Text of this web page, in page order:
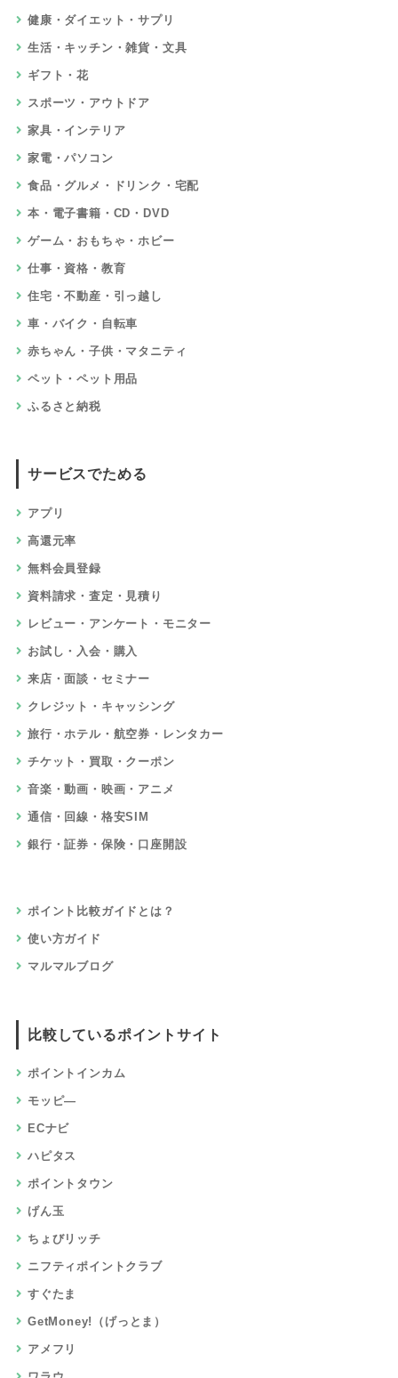
健康・ダイエット・サプリ
生活・キッチン・雑貨・文具
ギフト・花
スポーツ・アウトドア
家具・インテリア
家電・パソコン
食品・グルメ・ドリンク・宅配
本・電子書籍・CD・DVD
ゲーム・おもちゃ・ホビー
仕事・資格・教育
住宅・不動産・引っ越し
車・バイク・自転車
赤ちゃん・子供・マタニティ
ペット・ペット用品
ふるさと納税
サービスでためる
アプリ
高還元率
無料会員登録
資料請求・査定・見積り
レビュー・アンケート・モニター
お試し・入会・購入
来店・面談・セミナー
クレジット・キャッシング
旅行・ホテル・航空券・レンタカー
チケット・買取・クーポン
音楽・動画・映画・アニメ
通信・回線・格安SIM
銀行・証券・保険・口座開設
ポイント比較ガイドとは？
使い方ガイド
マルマルブログ
比較しているポイントサイト
ポイントインカム
モッピ―
ECナビ
ハピタス
ポイントタウン
げん玉
ちょびリッチ
ニフティポイントクラブ
すぐたま
GetMoney!（げっとま）
アメフリ